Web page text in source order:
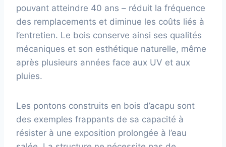
pouvant atteindre 40 ans – réduit la fréquence
des remplacements et diminue les coûts liés à
l’entretien. Le bois conserve ainsi ses qualités
mécaniques et son esthétique naturelle, même
après plusieurs années face aux UV et aux
pluies.
Les pontons construits en bois d’acapu sont
des exemples frappants de sa capacité à
résister à une exposition prolongée à l’eau